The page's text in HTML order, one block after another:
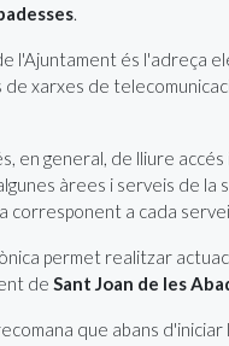
.
l'Ajuntament és l'adreça
xarxes de
en general, de lliure
àrees i serveis de
corresponent a cada
permet realitzar
de Sant Joan de les
que abans d'iniciar